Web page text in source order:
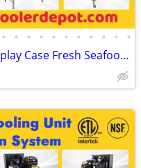
• • • • • • • • • • •
Sushi Sashimi Refrigerated Display Case Fresh Seafood Showcase Fish Cl